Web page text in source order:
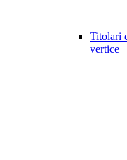
Titolari
vertice